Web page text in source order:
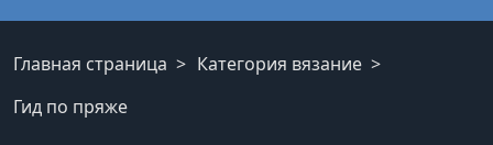
Главная страница
Категория вязание
Гид по пряже